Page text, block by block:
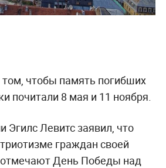
том, чтобы память погибших
почитали 8 мая и 11 ноября.
Эгилс Левитс заявил, что
граждан своей
День Победы над